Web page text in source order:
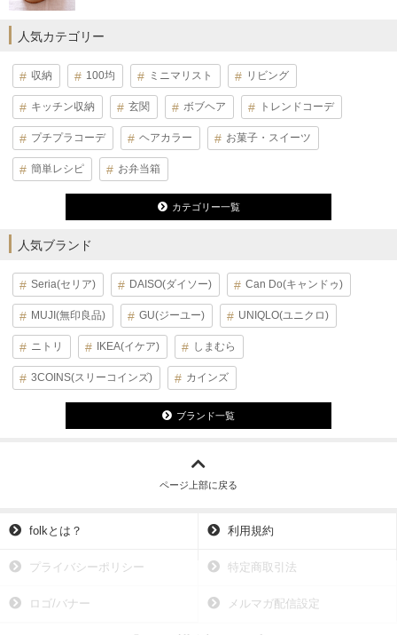
人気カテゴリー
収納 100均 ミニマリスト リビング
キッチン収納 玄関 ボブヘア トレンドコーデ
プチプラコーデ ヘアカラー お菓子・スイーツ
簡単レシピ お弁当箱
カテゴリー一覧
人気ブランド
Seria(セリア) DAISO(ダイソー) Can Do(キャンドゥ)
MUJI(無印良品) GU(ジーユー) UNIQLO(ユニクロ)
ニトリ IKEA(イケア) しまむら
3COINS(スリーコインズ) カインズ
ブランド一覧
ページ上部に戻る
folkとは？ 利用規約
プライバシーポリシー 特定商取引法
ロゴ/バナー メルマガ配信設定